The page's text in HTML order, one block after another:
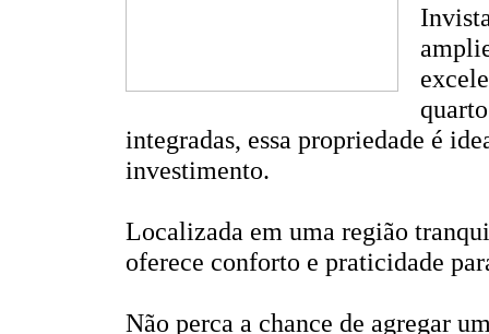
integradas, essa propriedade é
investimento.
Localizada em uma região
oferece conforto e praticidade
Não perca a chance de agregar